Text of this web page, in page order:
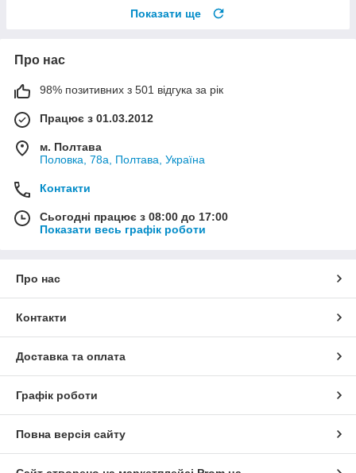
Показати ще
Про нас
98% позитивних з 501 відгука за рік
Працює з 01.03.2012
м. Полтава
Половка, 78а, Полтава, Україна
Контакти
Сьогодні працює з 08:00 до 17:00
Показати весь графік роботи
Про нас
Контакти
Доставка та оплата
Графік роботи
Повна версія сайту